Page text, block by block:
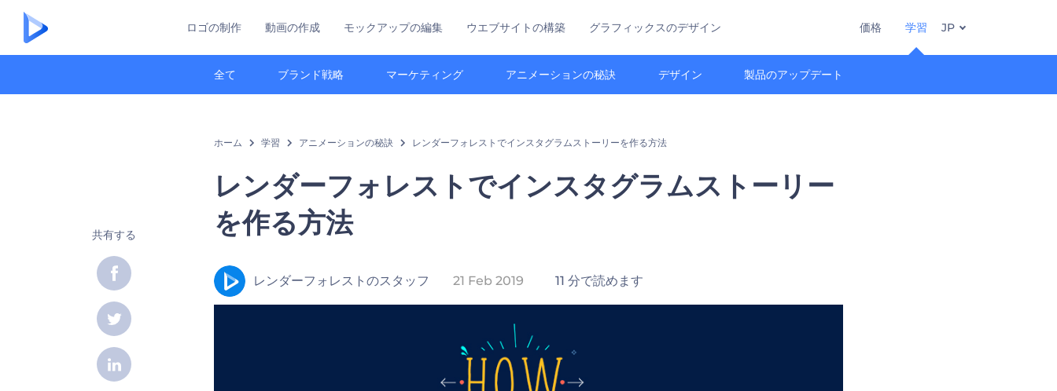
ロゴの制作 動画の作成 モックアップの編集 ウエブサイトの構築 グラフィックスのデザイン 価格 学習
全て ブランド戦略 マーケティング アニメーションの秘訣 デザイン 製品のアップデート
JP
ホーム 学習 アニメーションの秘訣 レンダーフォレストでインスタグラムストーリーを作る方法
レンダーフォレストでインスタグラムストーリー
を作る方法
レンダーフォレストのスタッフ 21 Feb 2019 11 分で読めます
共有する